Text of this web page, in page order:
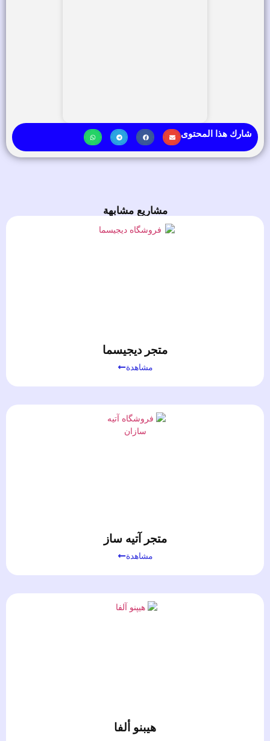
شارك هذا المحتوى
مشاريع مشابهة
متجر ديجيسما
مشاهدة
متجر آتيه ساز
مشاهدة
هيبنو ألفا